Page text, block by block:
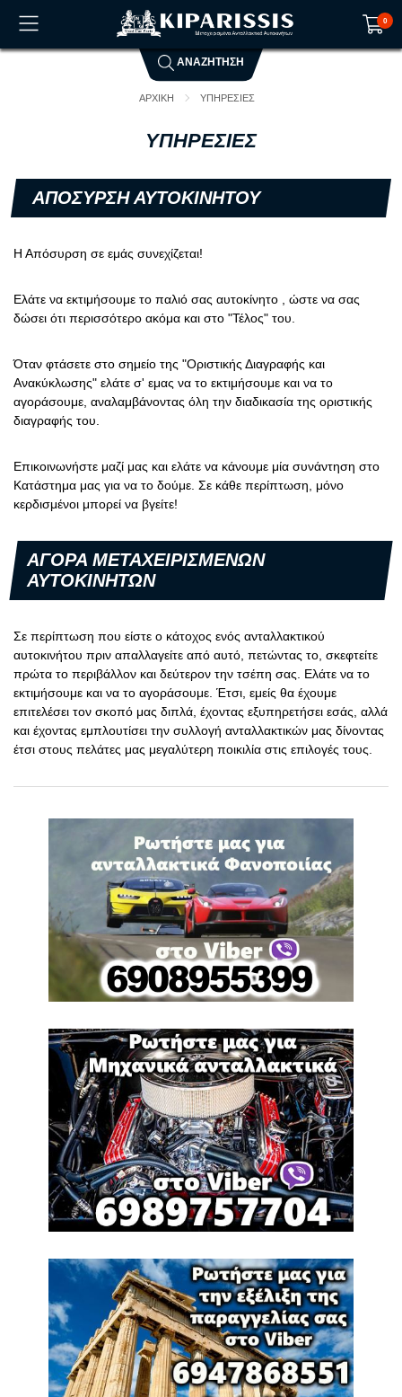
0
Το καλάθι αγορών είναι άδειο!
ΑΝΑΖΗΤΗΣΗ
ΑΡΧΙΚΗ ΥΠΗΡΕΣΙΕΣ
ΥΠΗΡΕΣΙΕΣ
AΠΟΣΥΡΣΗ ΑΥΤΟΚΙΝΗΤΟΥ
Η Απόσυρση σε εμάς συνεχίζεται!
Ελάτε να εκτιμήσουμε το παλιό σας αυτοκίνητο , ώστε να σας
δώσει ότι περισσότερο ακόμα και στο "Τέλος" του.
Όταν φτάσετε στο σημείο της "Οριστικής Διαγραφής και
Ανακύκλωσης" ελάτε σ' εμας να το εκτιμήσουμε και να το
αγοράσουμε, αναλαμβάνοντας όλη την διαδικασία της οριστικής
διαγραφής του.
Επικοινωνήστε μαζί μας και ελάτε να κάνουμε μία συνάντηση στο
Κατάστημα μας για να το δούμε. Σε κάθε περίπτωση, μόνο
κερδισμένοι μπορεί να βγείτε!
ΑΓΟΡΑ ΜΕΤΑΧΕΙΡΙΣΜΕΝΩΝ
ΑΥΤΟΚΙΝΗΤΩΝ
Σε περίπτωση που είστε ο κάτοχος ενός ανταλλακτικού
αυτοκινήτου πριν απαλλαγείτε από αυτό, πετώντας το, σκεφτείτε
πρώτα το περιβάλλον και δεύτερον την τσέπη σας. Ελάτε να το
εκτιμήσουμε και να το αγοράσουμε. Έτσι, εμείς θα έχουμε
επιτελέσει τον σκοπό μας διπλά, έχοντας εξυπηρετήσει εσάς, αλλά
και έχοντας εμπλουτίσει την συλλογή ανταλλακτικών μας δίνοντας
έτσι στους πελάτες μας μεγαλύτερη ποικιλία στις επιλογές τους.